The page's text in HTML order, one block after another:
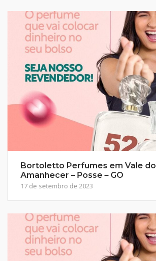
Bortoletto Perfumes em Vale do
Amanhecer – Posse – GO
17 de setembro de 2023